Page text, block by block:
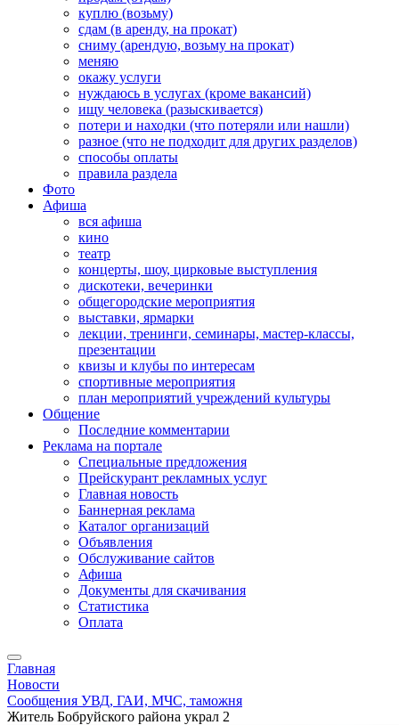
куплю (возьму)
сдам (в аренду, на прокат)
сниму (арендую, возьму на прокат)
меняю
окажу услуги
нуждаюсь в услугах (кроме вакансий)
ищу человека (разыскивается)
потери и находки (что потеряли или нашли)
разное (что не подходит для других разделов)
способы оплаты
правила раздела
Фото
Афиша
вся афиша
кино
театр
концерты, шоу, цирковые выступления
дискотеки, вечеринки
общегородские мероприятия
выставки, ярмарки
лекции, тренинги, семинары, мастер-классы,
презентации
квизы и клубы по интересам
спортивные мероприятия
план мероприятий учреждений культуры
Общение
Последние комментарии
Реклама на портале
Специальные предложения
Прейскурант рекламных услуг
Главная новость
Баннерная реклама
Каталог организаций
Объявления
Обслуживание сайтов
Афиша
Документы для скачивания
Статистика
Оплата
Главная
Новости
Сообщения УВД, ГАИ, МЧС, таможня
Житель Бобруйского района украл 2